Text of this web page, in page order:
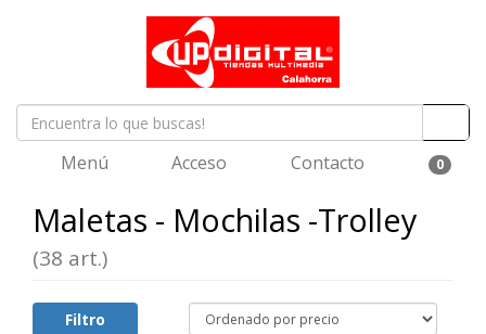
Menú Acceso Contacto 0
Maletas - Mochilas -Trolley
(38 art.)
Filtro